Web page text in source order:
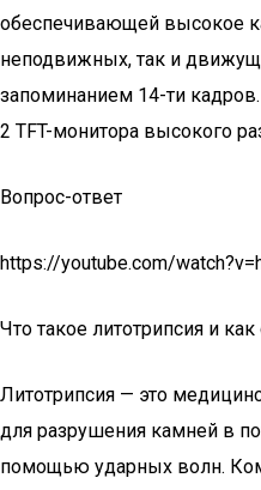
обеспечивающей высокое
неподвижных, так и
запоминанием 14-ти
2 TFT-монитора высокого
Вопрос-ответ
https://youtube.com/
Что такое литотрипсия и как
Литотрипсия — это
для разрушения камней в
помощью ударных волн.